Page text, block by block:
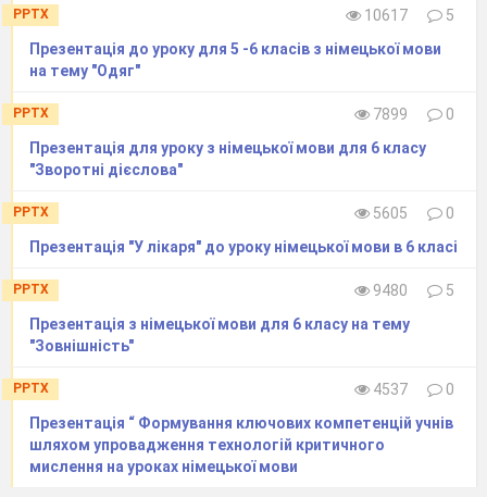
PPTX 10617
5
Презентація до уроку для 5 -6 класів з німецької мови
на тему "Одяг"
PPTX 7899
0
Презентація для уроку з німецької мови для 6 класу
"Зворотні дієслова"
PPTX 5605
0
Презентація "У лікаря" до уроку німецької мови в 6 класі
PPTX 9480
5
Презентація з німецької мови для 6 класу на тему
"Зовнішність"
PPTX 4537
0
Презентація “ Формування ключових компетенцій учнів
шляхом упровадження технологій критичного
мислення на уроках німецької мови